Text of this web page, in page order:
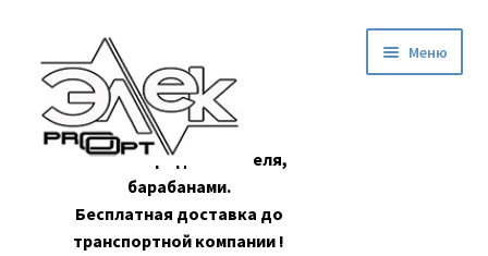
навигации
содержимому
Оптовая продажа кабеля,
барабанами.
Бесплатная доставка до
транспортной компании !
Меню